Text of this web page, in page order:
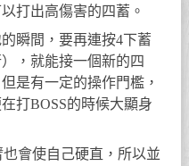
打出高傷害的四蓄。
瞬間，要再連按4下蓄
，就能接一個新的四
是有一定的操作門檻，
打BOSS的時候大顯身
會使自己硬直，所以並